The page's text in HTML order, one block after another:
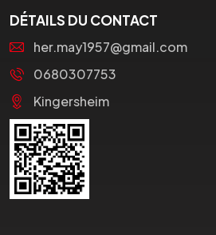
DÉTAILS DU CONTACT
her.may1957@gmail.com
0680307753
Kingersheim